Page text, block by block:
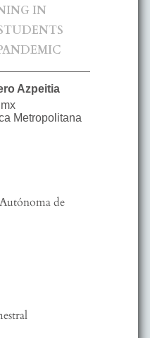
IN
Azpeitia
Metropolitana
de